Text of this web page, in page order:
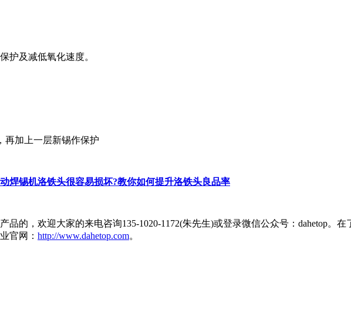
及减低氧化速度。
加上一层新锡作保护
焊锡机洛铁头很容易损坏?教你如何提升洛铁头良品率
，欢迎大家的来电咨询135-1020-1172(朱先生)或登录微信公众号：dahetop。
官网： http://www.dahetop.com。